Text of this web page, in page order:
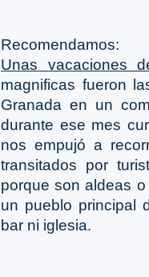
Recomendamos:
Unas vacaciones
magnificas fueron
Granada en un
durante ese mes
nos empujó a
transitados por
porque son aldeas
un pueblo principal
bar ni iglesia.